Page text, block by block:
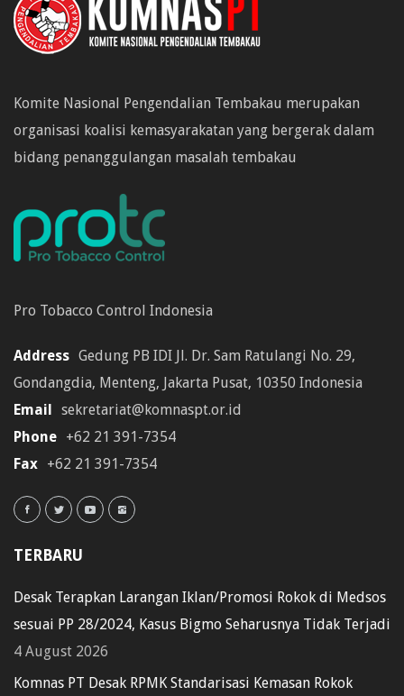
Komite Nasional Pengendalian Tembakau merupakan
organisasi koalisi kemasyarakatan yang bergerak dalam
bidang penanggulangan masalah tembakau
Pro Tobacco Control Indonesia
Address Gedung PB IDI Jl. Dr. Sam Ratulangi No. 29,
Gondangdia, Menteng, Jakarta Pusat, 10350 Indonesia
Email sekretariat@komnaspt.or.id
Phone +62 21 391-7354
Fax +62 21 391-7354
TERBARU
Desak Terapkan Larangan Iklan/Promosi Rokok di Medsos
sesuai PP 28/2024, Kasus Bigmo Seharusnya Tidak Terjadi
4 August 2026
Komnas PT Desak RPMK Standarisasi Kemasan Rokok